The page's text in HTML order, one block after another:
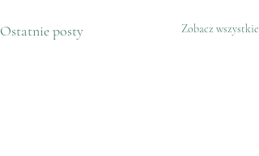
Ostatnie posty Zobacz wszystkie